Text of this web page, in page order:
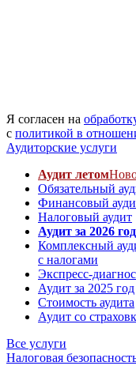
Я согласен на
с политикой в
Аудиторские услуги
Аудит летом
Обязательный
Финансовый
Налоговый аудит
Аудит за 2026 год
Комплексный
с налогами
Экспресс-
Аудит за 2025 год
Стоимость аудита
Аудит со
Все услуги
Налоговая